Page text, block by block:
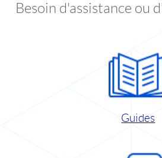
Besoin d'assistance ou
Guides